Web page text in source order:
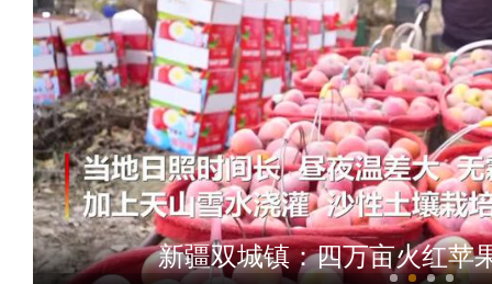
新疆双城镇：四万亩火红苹